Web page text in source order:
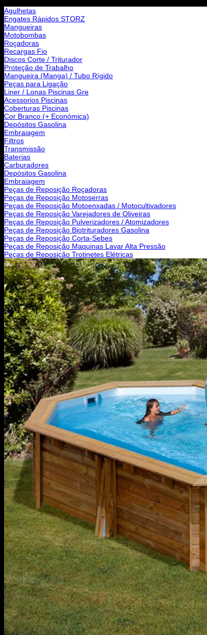
Agulhetas
Engates Rápidos STORZ
Mangueiras
Motobombas
Roçadoras
Recargas Fio
Discos Corte / Triturador
Proteção de Trabalho
Mangueira (Manga) / Tubo Rígido
Peças para Ligação
Liner / Lonas Piscinas Gre
Acessorios Piscinas
Coberturas Piscinas
Cor Branco (+ Económica)
Depósitos Gasolina
Embraiagem
Filtros
Transmissão
Baterias
Carburadores
Depósitos Gasolina
Embraiagem
Peças de Reposição Roçadoras
Peças de Reposição Motoserras
Peças de Reposição Motoenxadas / Motocultivadores
Peças de Reposição Varejadores de Oliveiras
Peças de Reposição Pulverizadores / Atomizadores
Peças de Reposição Biotrituradores Gasolina
Peças de Reposição Corta-Sebes
Peças de Reposição Maquinas Lavar Alta Pressão
Peças de Reposição Trotinetes Elétricas